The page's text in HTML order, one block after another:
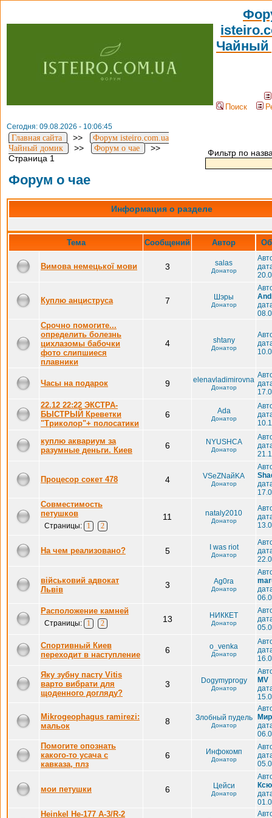
Чайный
Поиск
Сегодня: 09.08.2026 - 10:06:45
Главная сайта >>
Форум isteiro.com.ua
Чайный домик
>> Форум о чае
>>
Страница 1
Форум о чае
Фильтр по
Информация о разделе
Тема Cообщений Автор
Вимова немецької мови 3 salas
Донатор
Куплю анциструса 7 Шэры
Донатор
Срочно помогите...
определить болезнь
цихлазомы бабочки
фото слипшиеся
плавники
4 shtany
Донатор
Часы на подарок 9 elenavladimirovna
Донатор
22.12 22:22 ЭКСТРА-
БЫСТРЫЙ Креветки
"Триколор"+ полосатики
6 Ada
Донатор
куплю аквариум за
разумные деньги. Киев
6 NYUSHCA
Донатор
Процесор сокет 478 4 VSeZNaйKA
Донатор
Совместимость
петушков
Страницы: 1 2
11 nataly2010
Донатор
На чем реализовано? 5 I was riot
Донатор
військовий адвокат
Львів
3 Ag0ra
Донатор
Расположение камней
Страницы: 1 2 13 НИККЕТ
Донатор
Спортивный Киев
переходит в наступление
6 o_venka
Донатор
Яку зубну пасту Vitis
варто вибрати для
щоденного догляду?
3 Dogymyprogy
Донатор
MV
Mikrogeophagus ramirezi:
мальок
8 Злобный пудель
Донатор
Помогите опознать
какого-то усача с
кавказа, плз
6 Инфокомп
Донатор
мои петушки 6 Цейси
Донатор
Heinkel He-177 A-3/R-2